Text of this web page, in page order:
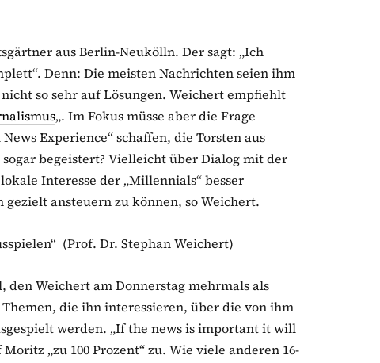
aus Berlin-Neukölln. Der sagt: „Ich
Denn: Die meisten Nachrichten seien ihm
so sehr auf Lösungen. Weichert empfiehlt
„. Im Fokus müsse aber die Frage
Experience“ schaffen, die Torsten aus
begeistert? Vielleicht über Dialog mit der
Interesse der „Millennials“ besser
ansteuern zu können, so Weichert.
(Prof. Dr. Stephan Weichert)
den Weichert am Donnerstag mehrmals als
die ihn interessieren, über die von ihm
werden. „If the news is important it will
„zu 100 Prozent“ zu. Wie viele anderen 16-